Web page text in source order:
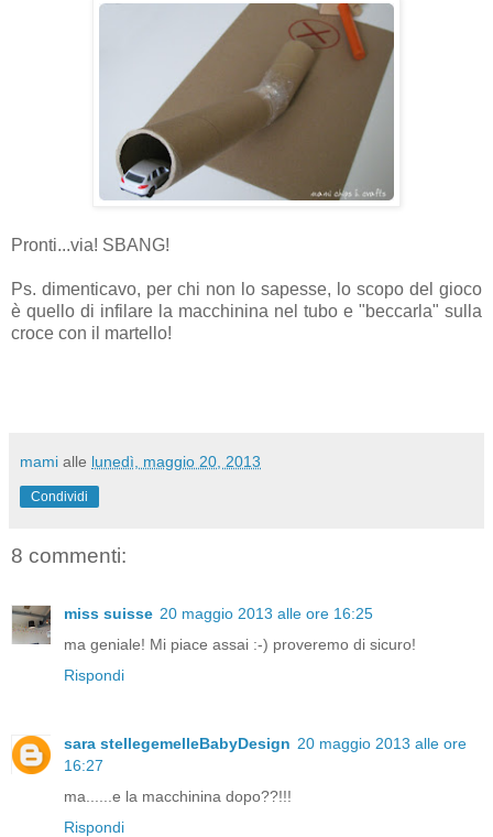
Pronti...via! SBANG!
Ps. dimenticavo, per chi non lo sapesse, lo scopo del gioco
è quello di infilare la macchinina nel tubo e "beccarla" sulla
croce con il martello!
mami alle lunedì, maggio 20, 2013
Condividi
8 commenti:
miss suisse 20 maggio 2013 alle ore 16:25
ma geniale! Mi piace assai :-) proveremo di sicuro!
Rispondi
sara stellegemelleBabyDesign 20 maggio 2013 alle ore
16:27
ma......e la macchinina dopo??!!!
Rispondi